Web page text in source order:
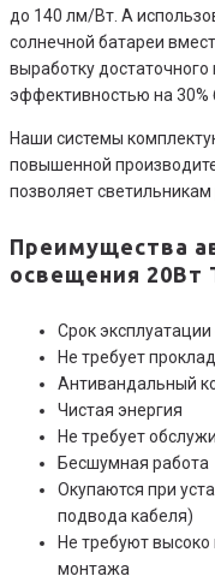
до 140 лм/Вт. А
солнечной батареи
выработку достаточного
эффективностью на 30%
Наши системы
повышенной
позволяет
Преимущества
освещения 20Вт
Срок
Не требует
Антивандальный
Чистая энергия
Не требует
Бесшумная работа
Окупаются при
подвода кабеля)
Не требуют
монтажа